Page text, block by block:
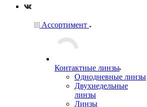
Ассортимент
Контактные линзы
Однодневные линзы
Двухнедельные
линзы
Линзы